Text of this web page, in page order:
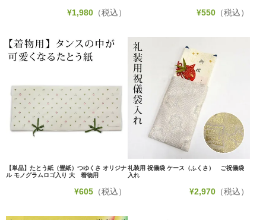
¥1,980 （税込） ¥550（税込）
【単品】たとう紙（畳紙）つゆくさ オリジナ
ル モノグラムロゴ入り 大 着物用
¥605 （税込）
礼装用 祝儀袋 ケース（ふくさ） ご祝儀袋
入れ
¥2,970（税込）